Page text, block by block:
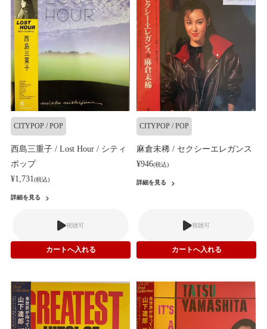
CITYPOP / POP
西島三重子 / Lost Hour / シティ
ポップ
¥1,731(税込)
詳細を見る
視聴可
CITYPOP / POP
麻倉未稀 / セクシーエレガンス
¥946(税込)
詳細を見る
視聴可